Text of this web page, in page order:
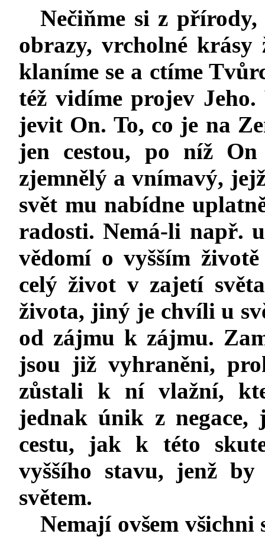
Nečiňme si z
obrazy, vrcholné krásy
klaníme se a ctíme
též vidíme projev
jevit On. To, co je na
jen cestou, po níž
zjemnělý a vnímavý,
svět mu nabídne
radosti. Nemá-li např.
vědomí o vyšším
celý život v zajetí
života, jiný je chvíli u
od zájmu k zájmu.
jsou již vyhraněni,
zůstali k ní vlažní,
jednak únik z negace,
cestu, jak k této
vyššího stavu, jenž
světem.
Nemají ovšem